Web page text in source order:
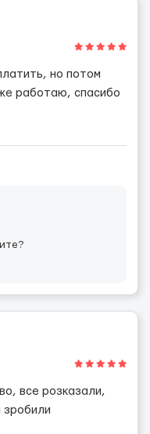
но потом
работаю, спасибо
все розказали,
зробили